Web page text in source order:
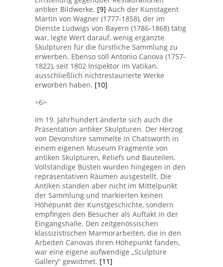
antiker Bildwerke. [9] Auch der Kunstagent
Martin von Wagner (1777-1858), der im
Dienste Ludwigs von Bayern (1786-1868) tätig
war, legte Wert darauf, wenig ergänzte
Skulpturen für die fürstliche Sammlung zu
erwerben. Ebenso soll Antonio Canova (1757-
1822), seit 1802 Inspektor im Vatikan,
ausschließlich nichtrestaurierte Werke
erworben haben. [10]
<6>
Im 19. Jahrhundert änderte sich auch die
Präsentation antiker Skulpturen. Der Herzog
von Devonshire sammelte in Chatsworth in
einem eigenen Museum Fragmente von
antiken Skulpturen, Reliefs und Bauteilen.
Vollständige Büsten wurden hingegen in den
repräsentativen Räumen ausgestellt. Die
Antiken standen aber nicht im Mittelpunkt
der Sammlung und markierten keinen
Höhepunkt der Kunstgeschichte, sondern
empfingen den Besucher als Auftakt in der
Eingangshalle. Den zeitgenössischen
klassizistischen Marmorarbeiten, die in den
Arbeiten Canovas ihren Höhepunkt fanden,
war eine eigene aufwendige „Sculpture
Gallery“ gewidmet. [11]